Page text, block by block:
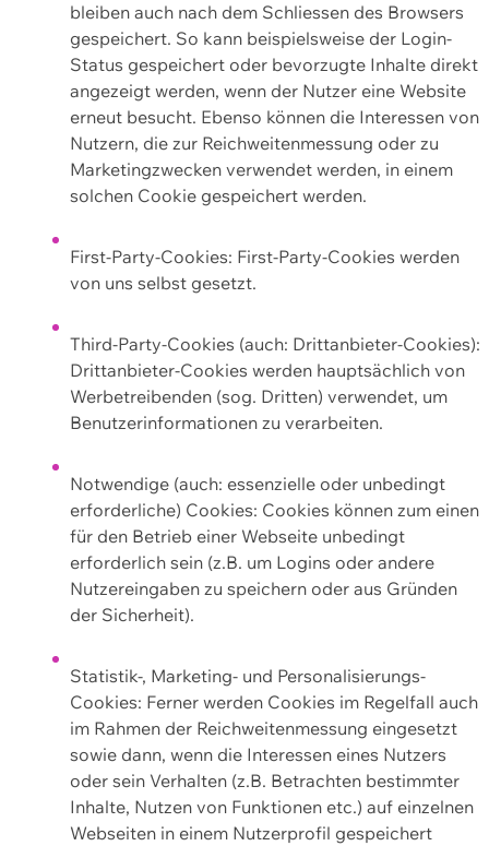
bleiben auch nach dem Schliessen des Browsers
gespeichert. So kann beispielsweise der Login-
Status gespeichert oder bevorzugte Inhalte direkt
angezeigt werden, wenn der Nutzer eine Website
erneut besucht. Ebenso können die Interessen von
Nutzern, die zur Reichweitenmessung oder zu
Marketingzwecken verwendet werden, in einem
solchen Cookie gespeichert werden.
First-Party-Cookies: First-Party-Cookies werden
von uns selbst gesetzt.
Third-Party-Cookies (auch: Drittanbieter-Cookies):
Drittanbieter-Cookies werden hauptsächlich von
Werbetreibenden (sog. Dritten) verwendet, um
Benutzerinformationen zu verarbeiten.
Notwendige (auch: essenzielle oder unbedingt
erforderliche) Cookies: Cookies können zum einen
für den Betrieb einer Webseite unbedingt
erforderlich sein (z.B. um Logins oder andere
Nutzereingaben zu speichern oder aus Gründen
der Sicherheit).
Statistik-, Marketing- und Personalisierungs-
Cookies: Ferner werden Cookies im Regelfall auch
im Rahmen der Reichweitenmessung eingesetzt
sowie dann, wenn die Interessen eines Nutzers
oder sein Verhalten (z.B. Betrachten bestimmter
Inhalte, Nutzen von Funktionen etc.) auf einzelnen
Webseiten in einem Nutzerprofil gespeichert